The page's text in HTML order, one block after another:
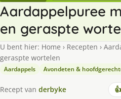
Aardappelpuree
en geraspte
U bent hier: Home › Recepten ›
geraspte wortelen
Aardappels Avondeten &
Recept van derbyke 👍